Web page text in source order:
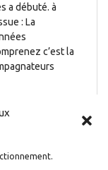
a débuté. à
: La
c’est la